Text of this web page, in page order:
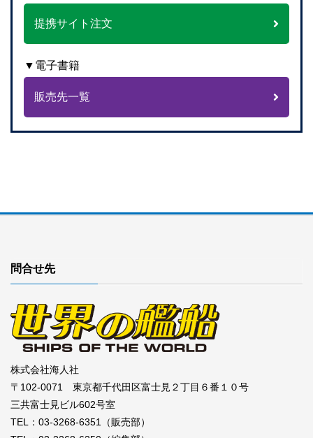
提携サイト注文
▼電子書籍
販売先一覧
問合せ先
株式会社海人社
〒102-0071 東京都千代田区富士見２丁目６番１０号
三共富士見ビル602号室
TEL：03-3268-6351（販売部）